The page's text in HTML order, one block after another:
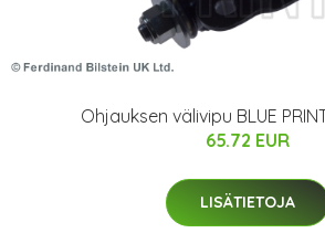
Ohjauksen välivipu BLUE
65.72 EUR
LISÄTIETOJA